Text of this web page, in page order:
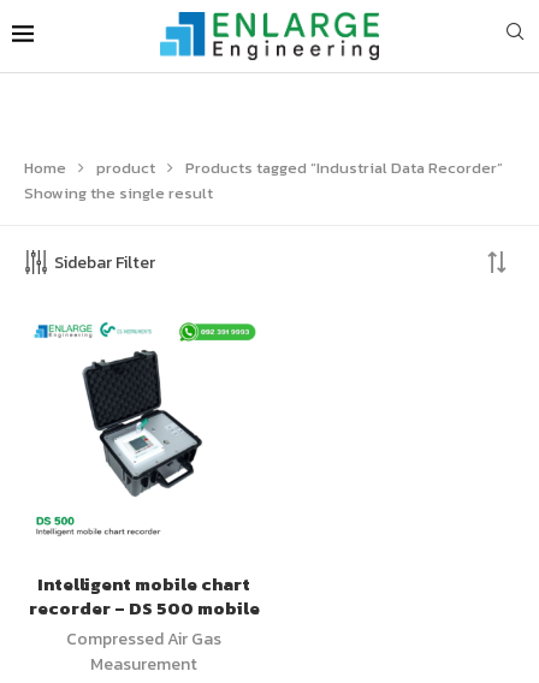
Home product
Products tagged “Industrial Data Recorder”
Showing the single result
Sidebar Filter
Intelligent mobile chart
recorder – DS 500 mobile
Compressed Air Gas
Measurement